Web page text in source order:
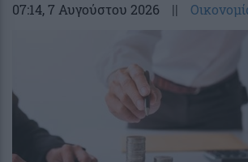
07:14, 7 Αυγούστου 2026 ||